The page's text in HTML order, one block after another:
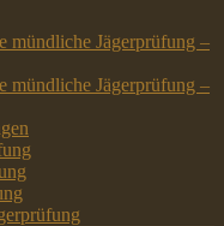
mündliche Jägerprüfung –
mündliche Jägerprüfung –